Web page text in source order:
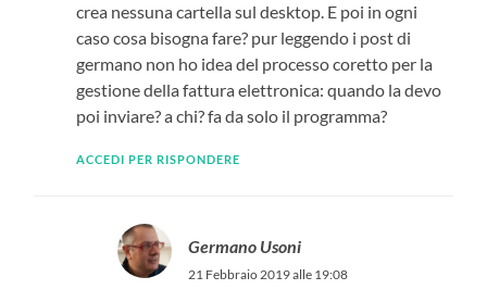
crea nessuna cartella sul desktop. E poi in ogni
caso cosa bisogna fare? pur leggendo i post di
germano non ho idea del processo coretto per la
gestione della fattura elettronica: quando la devo
poi inviare? a chi? fa da solo il programma?
ACCEDI PER RISPONDERE
Germano Usoni
21 Febbraio 2019 alle 19:08